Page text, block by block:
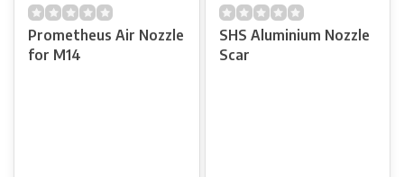
Prometheus Air Nozzle
for M14
SHS Aluminium Nozzle
Scar